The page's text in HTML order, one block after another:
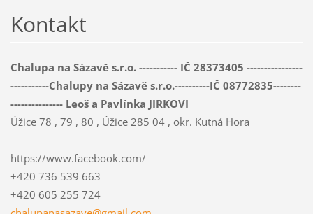
Kontakt
Chalupa na Sázavě s.r.o. ----------- IČ 28373405 ----------------
-----------Chalupy na Sázavě s.r.o.----------IČ 08772835--------
--------------- Leoš a Pavlínka JIRKOVI
Úžice 78 , 79 , 80 , Úžice 285 04 , okr. Kutná Hora
https://www.facebook.com/
+420 736 539 663
+420 605 255 724